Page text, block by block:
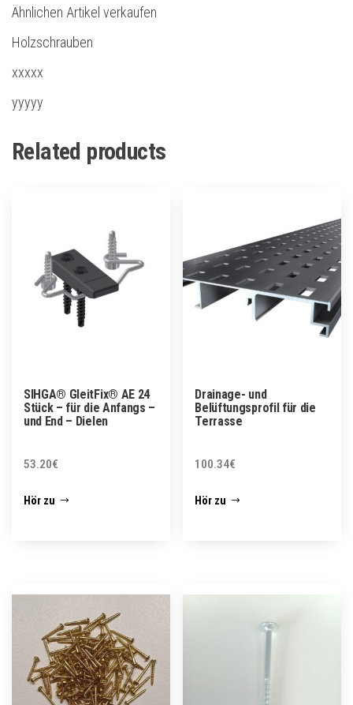
Ähnlichen Artikel verkaufen
Holzschrauben
xxxxx
yyyyy
Related products
SIHGA® GleitFix® AE 24
Stück – für die Anfangs –
und End – Dielen
53.20€
Hör zu
Drainage- und
Belüftungsprofil für die
Terrasse
100.34€
Hör zu